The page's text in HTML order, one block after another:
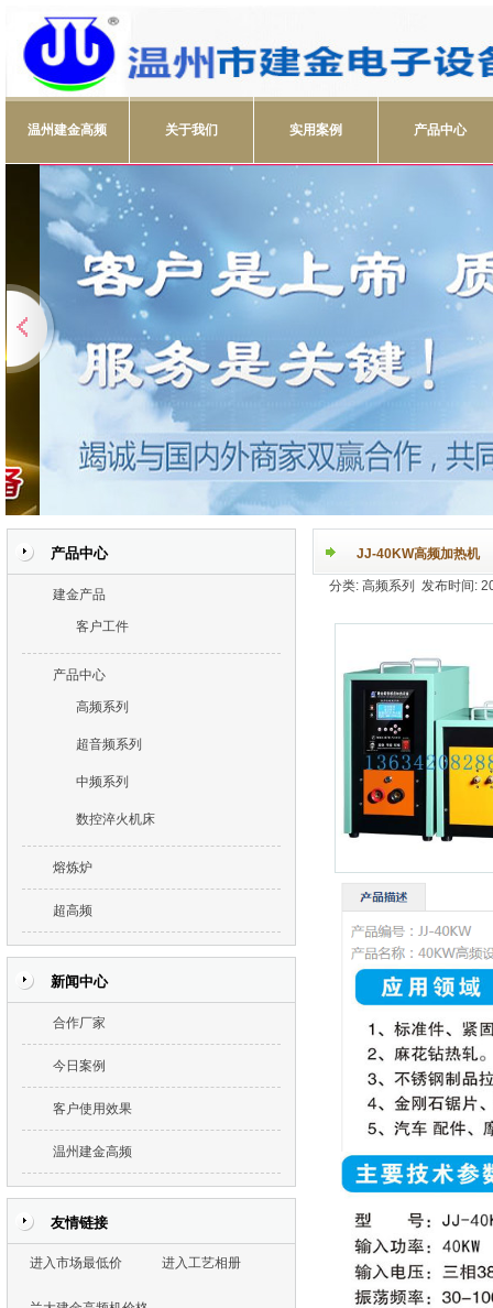
温州建金高频 关于我们 实用案例 产品中心
JJ-40KW高频加热机
分类: 高频系列 发布时间:
产品中心
建金产品
客户工件
产品中心
高频系列
超音频系列
中频系列
数控淬火机床
熔炼炉
超高频
新闻中心
合作厂家
今日案例
客户使用效果
温州建金高频
友情链接
进入市场最低价 进入工艺相册